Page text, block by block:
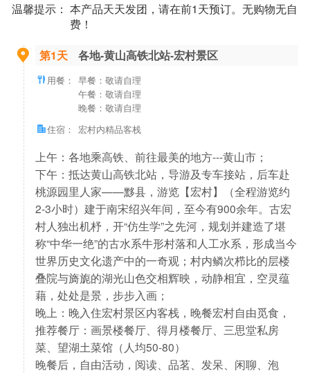
温馨提示： 本产品天天发团，请在前1天预订。无购物无自
费！
第1天 各地-黄山高铁北站-宏村景区
用餐： 早餐：敬请自理
午餐：敬请自理
晚餐：敬请自理
住宿：
宏村内精品客栈
上午：各地乘高铁、前往最美的地方---黄山市；
下午：抵达黄山高铁北站，导游及专车接站，后车赴
桃源园里人家——黟县，游览【宏村】（全程游览约
2-3小时）建于南宋绍兴年间，至今有900余年。古宏
村人独出机杼，开“仿生学”之先河，规划并建造了堪
称“中华一绝”的古水系牛形村落和人工水系，形成当今
世界历史文化遗产中的一奇观；村内鳞次栉比的层楼
叠院与旖旎的湖光山色交相辉映，动静相宜，空灵蕴
藉，处处是景，步步入画；
晚上：晚入住宏村景区内客栈，晚餐宏村自由觅食，
推荐餐厅：画景楼餐厅、得月楼餐厅、三思堂私房
菜、望湖土菜馆（人均50-80）
晚餐后，自由活动，阅读、品茗、发呆、闲聊、泡